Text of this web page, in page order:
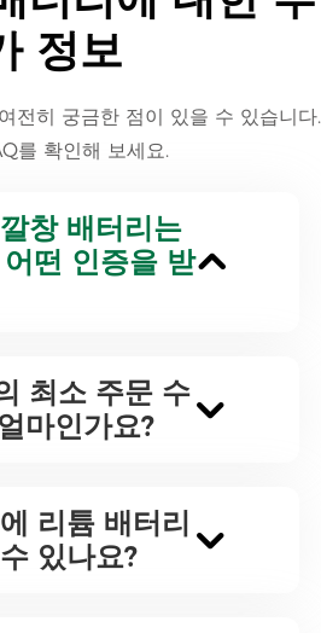
정보
전히 궁금한 점이 있을 수 있습니다.
를 확인해 보세요.
창 배터리는
떤 인증을 받
최소 주문 수
마인가요?
리튬 배터리
있나요?